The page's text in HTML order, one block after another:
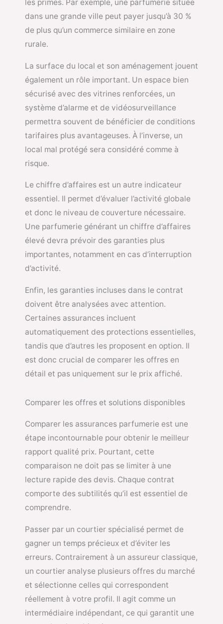
les primes. Par exemple, une parfumerie située
dans une grande ville peut payer jusqu’à 30 %
de plus qu’un commerce similaire en zone
rurale.
La surface du local et son aménagement jouent
également un rôle important. Un espace bien
sécurisé avec des vitrines renforcées, un
système d’alarme et de vidéosurveillance
permettra souvent de bénéficier de conditions
tarifaires plus avantageuses. À l’inverse, un
local mal protégé sera considéré comme à
risque.
Le chiffre d’affaires est un autre indicateur
essentiel. Il permet d’évaluer l’activité globale
et donc le niveau de couverture nécessaire.
Une parfumerie générant un chiffre d’affaires
élevé devra prévoir des garanties plus
importantes, notamment en cas d’interruption
d’activité.
Enfin, les garanties incluses dans le contrat
doivent être analysées avec attention.
Certaines assurances incluent
automatiquement des protections essentielles,
tandis que d’autres les proposent en option. Il
est donc crucial de comparer les offres en
détail et pas uniquement sur le prix affiché.
Comparer les offres et solutions disponibles
Comparer les assurances parfumerie est une
étape incontournable pour obtenir le meilleur
rapport qualité prix. Pourtant, cette
comparaison ne doit pas se limiter à une
lecture rapide des devis. Chaque contrat
comporte des subtilités qu’il est essentiel de
comprendre.
Passer par un courtier spécialisé permet de
gagner un temps précieux et d’éviter les
erreurs. Contrairement à un assureur classique,
un courtier analyse plusieurs offres du marché
et sélectionne celles qui correspondent
réellement à votre profil. Il agit comme un
intermédiaire indépendant, ce qui garantit une